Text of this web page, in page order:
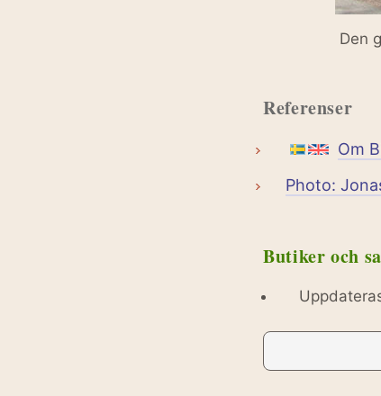
Den
Referenser
Om
Photo:
Butiker och